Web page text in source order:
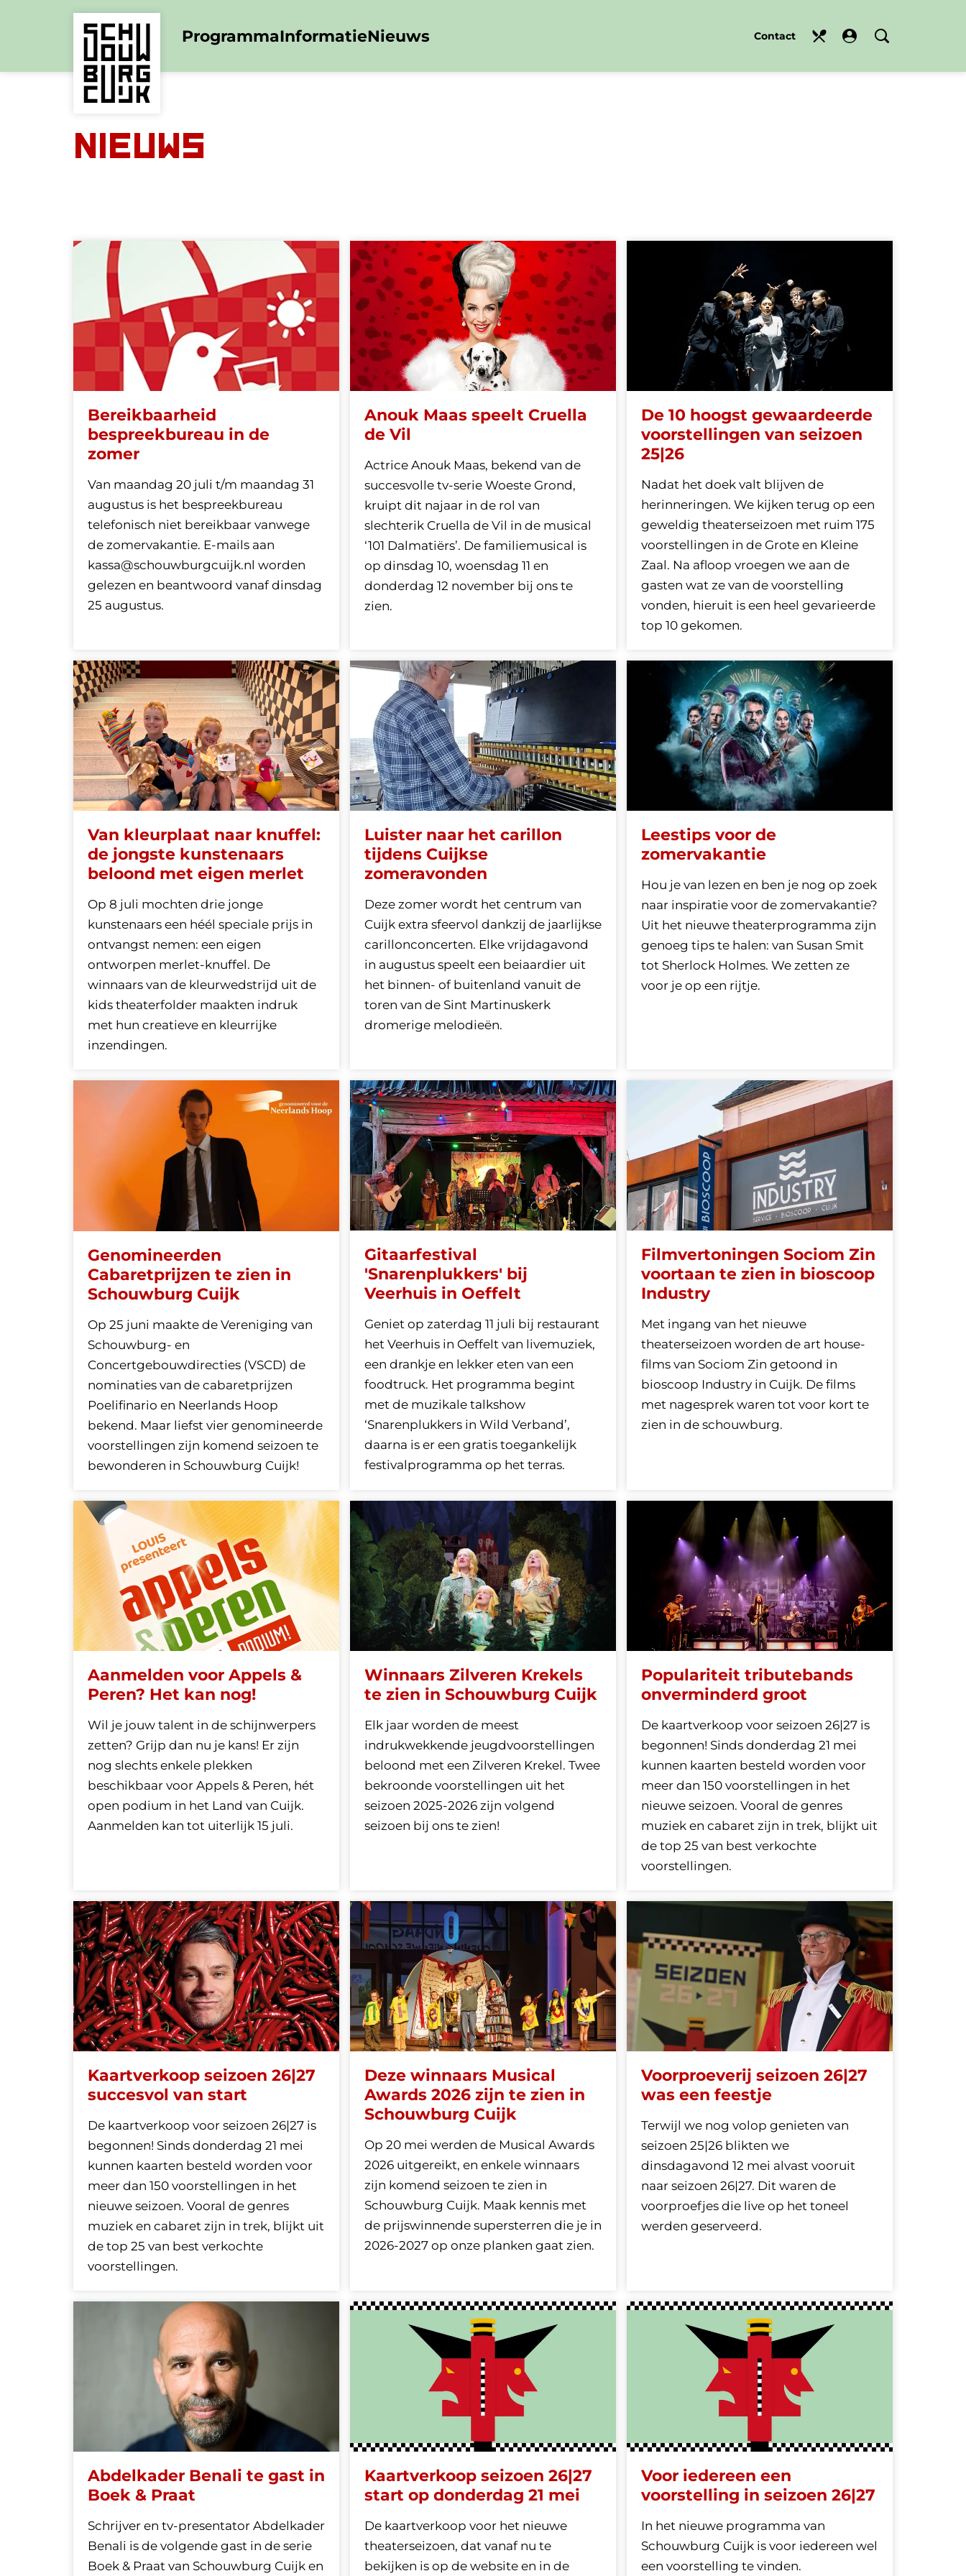
ProgrammaInformatieNieuws Contact
Nieuws
Bereikbaarheid
bespreekbureau in de
zomer
Van maandag 20 juli t/m maandag 31
augustus is het bespreekbureau
telefonisch niet bereikbaar vanwege
de zomervakantie. E-mails aan
kassa@schouwburgcuijk.nl worden
gelezen en beantwoord vanaf dinsdag
25 augustus.
Anouk Maas speelt Cruella
de Vil
Actrice Anouk Maas, bekend van de
succesvolle tv-serie Woeste Grond,
kruipt dit najaar in de rol van
slechterik Cruella de Vil in de musical
‘101 Dalmatiërs’. De familiemusical is
op dinsdag 10, woensdag 11 en
donderdag 12 november bij ons te
zien.
De 10 hoogst gewaardeerde
voorstellingen van seizoen
25|26
Nadat het doek valt blijven de
herinneringen. We kijken terug op een
geweldig theaterseizoen met ruim 175
voorstellingen in de Grote en Kleine
Zaal. Na afloop vroegen we aan de
gasten wat ze van de voorstelling
vonden, hieruit is een heel gevarieerde
top 10 gekomen.
Van kleurplaat naar knuffel:
de jongste kunstenaars
beloond met eigen merlet
Op 8 juli mochten drie jonge
kunstenaars een héél speciale prijs in
ontvangst nemen: een eigen
ontworpen merlet-knuffel. De
winnaars van de kleurwedstrijd uit de
kids theaterfolder maakten indruk
met hun creatieve en kleurrijke
inzendingen.
Luister naar het carillon
tijdens Cuijkse
zomeravonden
Deze zomer wordt het centrum van
Cuijk extra sfeervol dankzij de jaarlijkse
carillonconcerten. Elke vrijdagavond
in augustus speelt een beiaardier uit
het binnen- of buitenland vanuit de
toren van de Sint Martinuskerk
dromerige melodieën.
Leestips voor de
zomervakantie
Hou je van lezen en ben je nog op zoek
naar inspiratie voor de zomervakantie?
Uit het nieuwe theaterprogramma zijn
genoeg tips te halen: van Susan Smit
tot Sherlock Holmes. We zetten ze
voor je op een rijtje.
Genomineerden
Cabaretprijzen te zien in
Schouwburg Cuijk
Op 25 juni maakte de Vereniging van
Schouwburg- en
Concertgebouwdirecties (VSCD) de
nominaties van de cabaretprijzen
Poelifinario en Neerlands Hoop
bekend. Maar liefst vier genomineerde
voorstellingen zijn komend seizoen te
bewonderen in Schouwburg Cuijk!
Gitaarfestival
'Snarenplukkers' bij
Veerhuis in Oeffelt
Geniet op zaterdag 11 juli bij restaurant
het Veerhuis in Oeffelt van livemuziek,
een drankje en lekker eten van een
foodtruck. Het programma begint
met de muzikale talkshow
‘Snarenplukkers in Wild Verband’,
daarna is er een gratis toegankelijk
festivalprogramma op het terras.
Filmvertoningen Sociom Zin
voortaan te zien in bioscoop
Industry
Met ingang van het nieuwe
theaterseizoen worden de art house-
films van Sociom Zin getoond in
bioscoop Industry in Cuijk. De films
met nagesprek waren tot voor kort te
zien in de schouwburg.
Aanmelden voor Appels &
Peren? Het kan nog!
Wil je jouw talent in de schijnwerpers
zetten? Grijp dan nu je kans! Er zijn
nog slechts enkele plekken
beschikbaar voor Appels & Peren, hét
open podium in het Land van Cuijk.
Aanmelden kan tot uiterlijk 15 juli.
Winnaars Zilveren Krekels
te zien in Schouwburg Cuijk
Elk jaar worden de meest
indrukwekkende jeugdvoorstellingen
beloond met een Zilveren Krekel. Twee
bekroonde voorstellingen uit het
seizoen 2025-2026 zijn volgend
seizoen bij ons te zien!
Populariteit tributebands
onverminderd groot
De kaartverkoop voor seizoen 26|27 is
begonnen! Sinds donderdag 21 mei
kunnen kaarten besteld worden voor
meer dan 150 voorstellingen in het
nieuwe seizoen. Vooral de genres
muziek en cabaret zijn in trek, blijkt uit
de top 25 van best verkochte
voorstellingen.
Kaartverkoop seizoen 26|27
succesvol van start
De kaartverkoop voor seizoen 26|27 is
begonnen! Sinds donderdag 21 mei
kunnen kaarten besteld worden voor
meer dan 150 voorstellingen in het
nieuwe seizoen. Vooral de genres
muziek en cabaret zijn in trek, blijkt uit
de top 25 van best verkochte
voorstellingen.
Deze winnaars Musical
Awards 2026 zijn te zien in
Schouwburg Cuijk
Op 20 mei werden de Musical Awards
2026 uitgereikt, en enkele winnaars
zijn komend seizoen te zien in
Schouwburg Cuijk. Maak kennis met
de prijswinnende supersterren die je in
2026-2027 op onze planken gaat zien.
Voorproeverij seizoen 26|27
was een feestje
Terwijl we nog volop genieten van
seizoen 25|26 blikten we
dinsdagavond 12 mei alvast vooruit
naar seizoen 26|27. Dit waren de
voorproefjes die live op het toneel
werden geserveerd.
Abdelkader Benali te gast in
Boek & Praat
Schrijver en tv-presentator Abdelkader
Benali is de volgende gast in de serie
Boek & Praat van Schouwburg Cuijk en
Kaartverkoop seizoen 26|27
start op donderdag 21 mei
De kaartverkoop voor het nieuwe
theaterseizoen, dat vanaf nu te
bekijken is op de website en in de
Voor iedereen een
voorstelling in seizoen 26|27
In het nieuwe programma van
Schouwburg Cuijk is voor iedereen wel
een voorstelling te vinden.